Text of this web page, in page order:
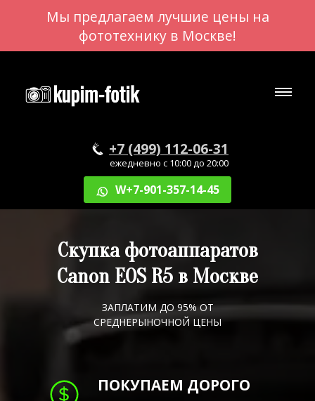
Мы предлагаем лучшие цены на
фототехнику в Москве!
+7 (499) 112-06-31
ежедневно с 10:00 до 20:00
W+7-901-357-14-45
Скупка фотоаппаратов
Canon EOS R5 в Москве
ЗАПЛАТИМ ДО 95% ОТ
СРЕДНЕРЫНОЧНОЙ ЦЕНЫ
ПОКУПАЕМ ДОРОГО